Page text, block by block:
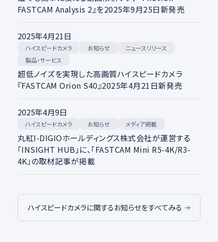
FASTCAM Analysis 2』を2025年9月25日新発売
2025年4月21日
ハイスピードカメラ お知らせ
ニュースリリース
製品・サービス
超低ノイズを実現した高画質ハイスピードカメラ
『FASTCAM Orion S40』2025年4月21日新発売
2025年4月9日
ハイスピードカメラ お知らせ メディア掲載
丸紅I-DIGIOホールディングス株式会社が運営する
「INSIGHT HUB」に、「FASTCAM Mini R5-4K/R3-
4K」の取材記事が掲載
ハイスピードカメラに関するお知らせをすべてみる